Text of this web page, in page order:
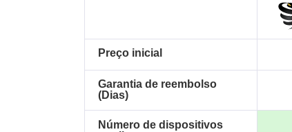
Preço inicial
Garantia de reembolso
(Dias)
Número de dispositivos